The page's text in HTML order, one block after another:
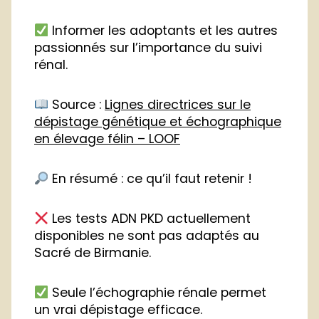
Informer les adoptants et les autres
passionnés sur l’importance du suivi
rénal.
Source : Lignes directrices sur le
dépistage génétique et échographique
en élevage félin – LOOF
En résumé : ce qu’il faut retenir !
Les tests ADN PKD actuellement
disponibles ne sont pas adaptés au
Sacré de Birmanie.
Seule l’échographie rénale permet
un vrai dépistage efficace.